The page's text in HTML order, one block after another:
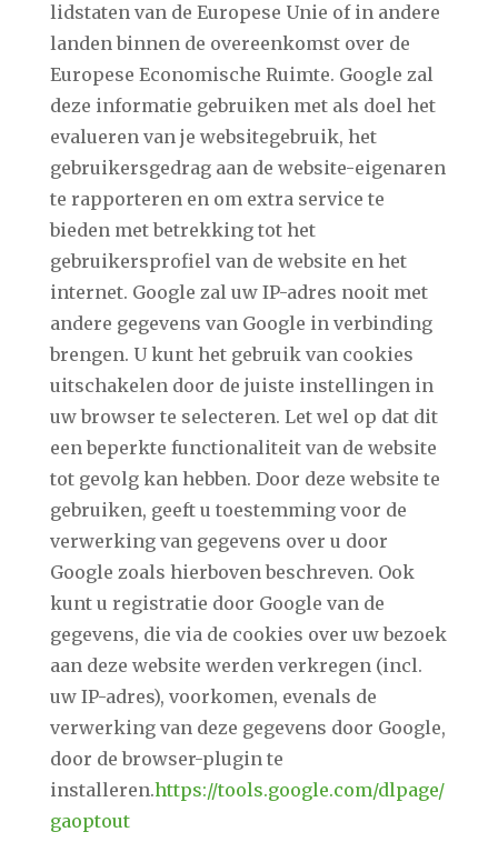
lidstaten van de Europese Unie of in andere
landen binnen de overeenkomst over de
Europese Economische Ruimte. Google zal
deze informatie gebruiken met als doel het
evalueren van je websitegebruik, het
gebruikersgedrag aan de website-eigenaren
te rapporteren en om extra service te
bieden met betrekking tot het
gebruikersprofiel van de website en het
internet. Google zal uw IP-adres nooit met
andere gegevens van Google in verbinding
brengen. U kunt het gebruik van cookies
uitschakelen door de juiste instellingen in
uw browser te selecteren. Let wel op dat dit
een beperkte functionaliteit van de website
tot gevolg kan hebben. Door deze website te
gebruiken, geeft u toestemming voor de
verwerking van gegevens over u door
Google zoals hierboven beschreven. Ook
kunt u registratie door Google van de
gegevens, die via de cookies over uw bezoek
aan deze website werden verkregen (incl.
uw IP-adres), voorkomen, evenals de
verwerking van deze gegevens door Google,
door de browser-plugin te
installeren.https://tools.google.com/dlpage/
gaoptout